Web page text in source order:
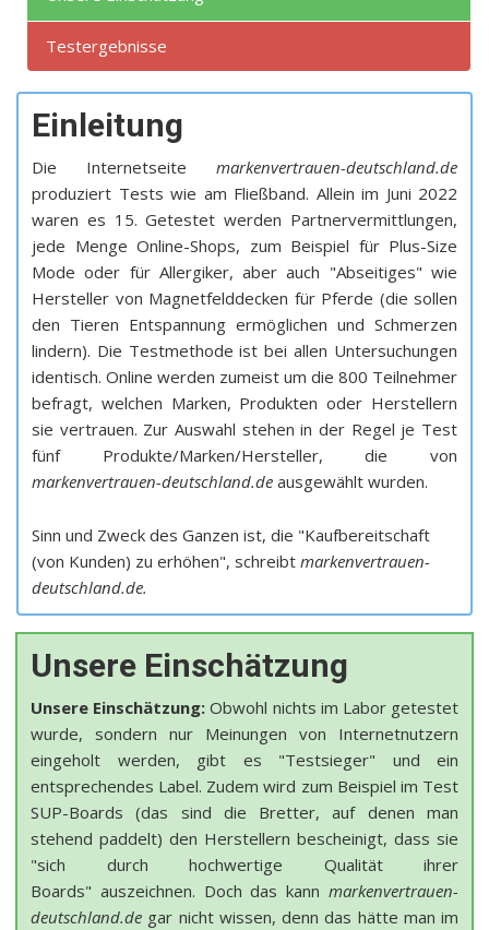
Testergebnisse
Einleitung
Die Internetseite markenvertrauen-deutschland.de
produziert Tests wie am Fließband. Allein im Juni 2022
waren es 15. Getestet werden Partnervermittlungen,
jede Menge Online-Shops, zum Beispiel für Plus-Size
Mode oder für Allergiker, aber auch "Abseitiges" wie
Hersteller von Magnetfelddecken für Pferde (die sollen
den Tieren Entspannung ermöglichen und Schmerzen
lindern). Die Testmethode ist bei allen Untersuchungen
identisch. Online werden zumeist um die 800 Teilnehmer
befragt, welchen Marken, Produkten oder Herstellern
sie vertrauen. Zur Auswahl stehen in der Regel je Test
fünf Produkte/Marken/Hersteller, die von
markenvertrauen-deutschland.de ausgewählt wurden.
Sinn und Zweck des Ganzen ist, die "Kaufbereitschaft
(von Kunden) zu erhöhen", schreibt markenvertrauen-
deutschland.de.
Unsere Einschätzung
Unsere Einschätzung: Obwohl nichts im Labor getestet
wurde, sondern nur Meinungen von Internetnutzern
eingeholt werden, gibt es "Testsieger" und ein
entsprechendes Label. Zudem wird zum Beispiel im Test
SUP-Boards (das sind die Bretter, auf denen man
stehend paddelt) den Herstellern bescheinigt, dass sie
"sich durch hochwertige Qualität ihrer
Boards" auszeichnen. Doch das kann markenvertrauen-
deutschland.de gar nicht wissen, denn das hätte man im